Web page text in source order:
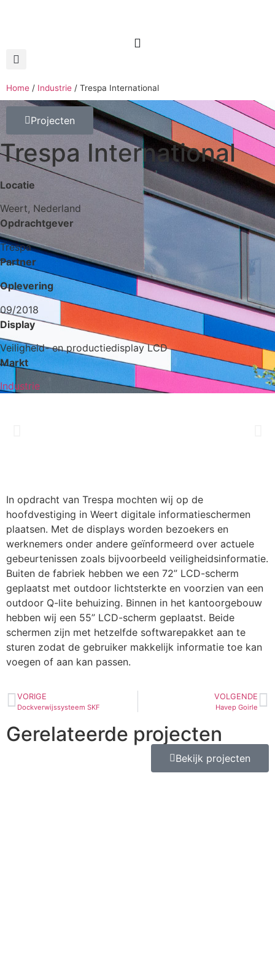
Home / Industrie / Trespa International
Projecten
Trespa International
Locatie
Weert, Nederland
Opdrachtgever
Trespa
Partner
Oplevering
09/2018
Display
Veiligheid- en productiedisplay LCD
Markt
Industrie
In opdracht van Trespa mochten wij op de
hoofdvestiging in Weert digitale informatieschermen
plaatsen. Met de displays worden bezoekers en
werknemers onder andere geïnformeerd over actuele
gebeurtenissen zoals bijvoorbeeld veiligheidsinformatie.
Buiten de fabriek hebben we een 72” LCD-scherm
geplaatst met outdoor lichtsterkte en voorzien van een
outdoor Q-lite behuizing. Binnen in het kantoorgebouw
hebben wij een 55” LCD-scherm geplaatst. Beide
schermen zijn met hetzelfde softwarepakket aan te
sturen zodat de gebruiker makkelijk informatie toe kan
voegen of aan kan passen.
VORIGE
Dockverwijssysteem SKF
VOLGENDE
Havep Goirle
Gerelateerde projecten
Bekijk projecten